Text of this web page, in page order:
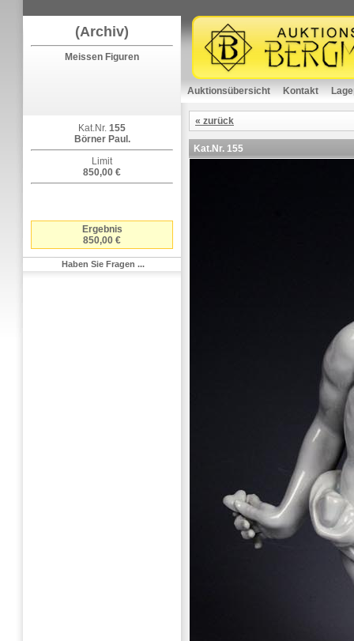
(Archiv)
Meissen Figuren
Kat.Nr. 155
Börner Paul.
Limit
850,00 €
Ergebnis
850,00 €
Haben Sie Fragen ...
Auktionsübersicht Kontakt
« zurück
Kat.Nr. 155